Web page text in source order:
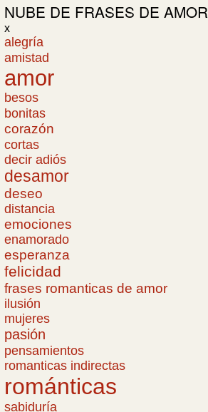
NUBE DE FRASES DE AMOR
x
alegría
amistad
amor
besos
bonitas
corazón
cortas
decir adiós
desamor
deseo
distancia
emociones
enamorado
esperanza
felicidad
frases romanticas de amor
ilusión
mujeres
pasión
pensamientos
romanticas indirectas
románticas
sabiduría